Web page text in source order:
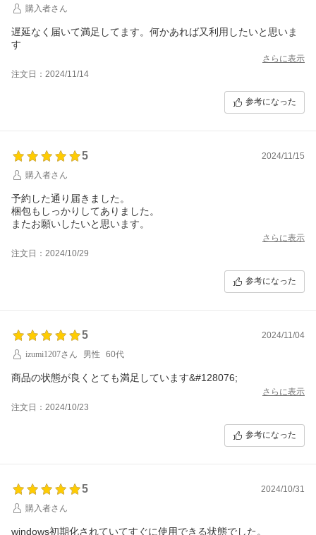
購入者さん
遅延なく届いて満足してます。何かあれば又利用したいと思いま
す
さらに表示
注文日：2024/11/14
参考になった
5
2024/11/15
購入者さん
予約した通り届きました。
梱包もしっかりしてありました。
またお願いしたいと思います。
さらに表示
注文日：2024/10/29
参考になった
5
2024/11/04
izumi1207さん
男性 60代
商品の状態が良くとても満足しています&#128076;
さらに表示
注文日：2024/10/23
参考になった
5
2024/10/31
購入者さん
windows初期化されていてすぐに使用できる状態でした。